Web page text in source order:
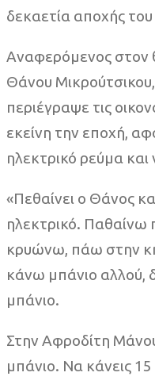
δεκαετία αποχής
Αναφερόμενος στον
Θάνου
περιέγραψε τις
εκείνη την εποχή,
ηλεκτρικό ρεύμα και
«Πεθαίνει ο Θάνος
ηλεκτρικό. Παθαίνω
κρυώνω, πάω στην
κάνω μπάνιο αλλού,
μπάνιο.
Στην Αφροδίτη
μπάνιο. Να κάνεις 15